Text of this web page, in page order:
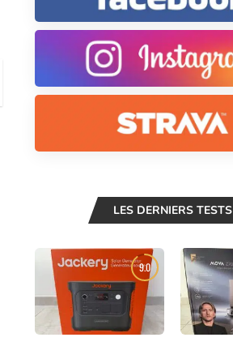
LES DERNIERS TESTS
9.0